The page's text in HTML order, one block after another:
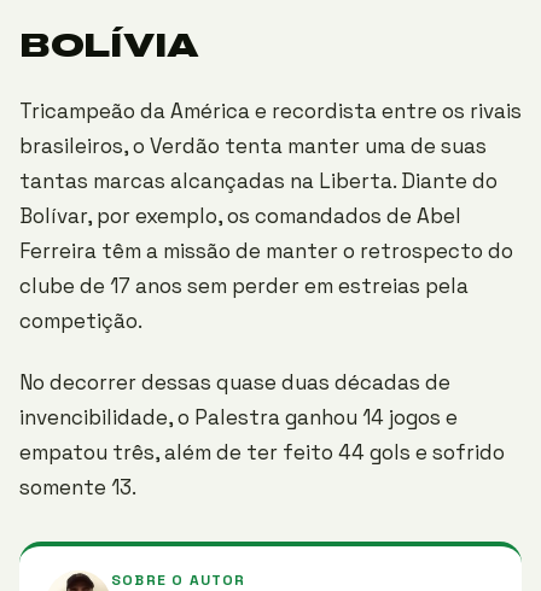
BOLÍVIA
Tricampeão da América e recordista entre os rivais
brasileiros, o Verdão tenta manter uma de suas
tantas marcas alcançadas na Liberta. Diante do
Bolívar, por exemplo, os comandados de Abel
Ferreira têm a missão de manter o retrospecto do
clube de 17 anos sem perder em estreias pela
competição.
No decorrer dessas quase duas décadas de
invencibilidade, o Palestra ganhou 14 jogos e
empatou três, além de ter feito 44 gols e sofrido
somente 13.
SOBRE O AUTOR